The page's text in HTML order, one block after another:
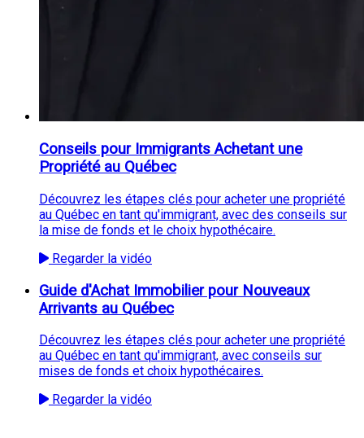
Conseils pour Immigrants Achetant une
Propriété au Québec
Découvrez les étapes clés pour acheter une propriété
au Québec en tant qu'immigrant, avec des conseils sur
la mise de fonds et le choix hypothécaire.
Regarder la vidéo
Guide d'Achat Immobilier pour Nouveaux
Arrivants au Québec
Découvrez les étapes clés pour acheter une propriété
au Québec en tant qu'immigrant, avec conseils sur
mises de fonds et choix hypothécaires.
Regarder la vidéo